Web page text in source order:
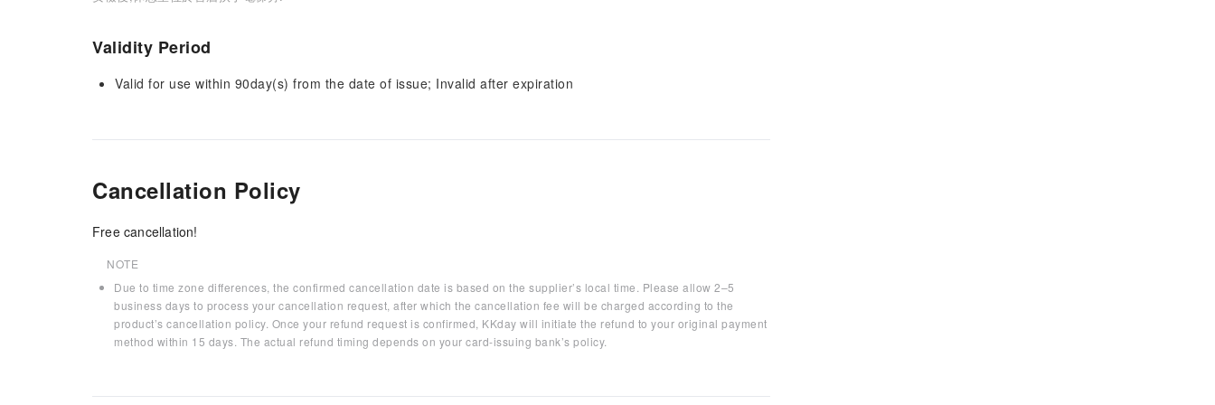
Validity Period
Valid for use within 90day(s) from the date of issue; Invalid after expiration
Cancellation Policy
Free cancellation!
NOTE
Due to time zone differences, the confirmed cancellation date is based on the supplier’s local time. Please allow 2–5
business days to process your cancellation request, after which the cancellation fee will be charged according to the
product’s cancellation policy. Once your refund request is confirmed, KKday will initiate the refund to your original payment
method within 15 days. The actual refund timing depends on your card-issuing bank’s policy.